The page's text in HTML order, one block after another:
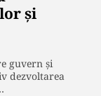
și
guvern și
dezvoltarea